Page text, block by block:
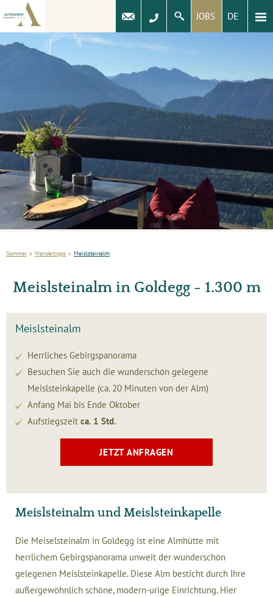
JOBS DE
Sommer » Wandertipps » Meislsteinalm
Meislsteinalm in Goldegg - 1.300 m
Meislsteinalm
Herrliches Gebirgspanorama
Besuchen Sie auch die wunderschön gelegene
Meislsteinkapelle (ca. 20 Minuten von der Alm)
Anfang Mai bis Ende Oktober
Aufstiegszeit ca. 1 Std.
JETZT ANFRAGEN
Meislsteinalm und Meislsteinkapelle
Die Meiselsteinalm in Goldegg ist eine Almhütte mit
herrlichem Gebirgspanorama unweit der wunderschön
gelegenen Meislsteinkapelle. Diese Alm besticht durch Ihre
außergewöhnlich schöne, modern-urige Einrichtung. Hier